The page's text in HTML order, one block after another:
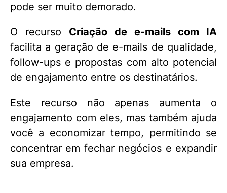
pode ser muito demorado.
O recurso Criação de e-mails com IA
facilita a geração de e-mails de qualidade,
follow-ups e propostas com alto potencial
de engajamento entre os destinatários.
Este recurso não apenas aumenta o
engajamento com eles, mas também ajuda
você a economizar tempo, permitindo se
concentrar em fechar negócios e expandir
sua empresa.